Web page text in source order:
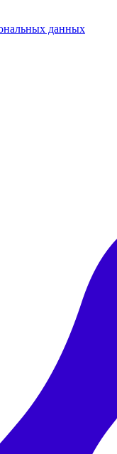
данных